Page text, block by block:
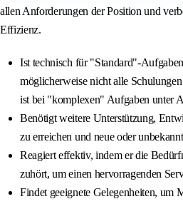
allen Anforderungen der Position und
Effizienz.
Ist technisch für "Standard"-
möglicherweise nicht alle
ist bei "komplexen" Aufgaben unter
Benötigt weitere Unterstützung,
zu erreichen und neue oder
Reagiert effektiv, indem er die
zuhört, um einen hervorragenden
Findet geeignete Gelegenheiten, um